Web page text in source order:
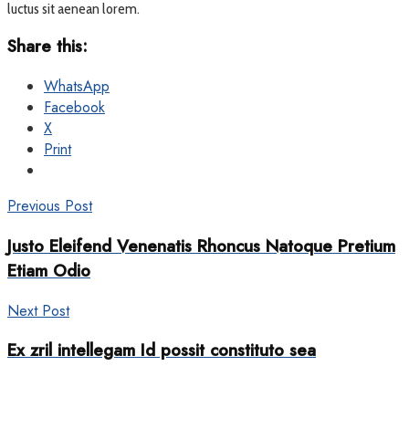
luctus sit aenean lorem.
Share this:
WhatsApp
Facebook
X
Print
Previous Post
Justo Eleifend Venenatis Rhoncus Natoque Pretium
Etiam Odio
Next Post
Ex zril intellegam Id possit constituto sea